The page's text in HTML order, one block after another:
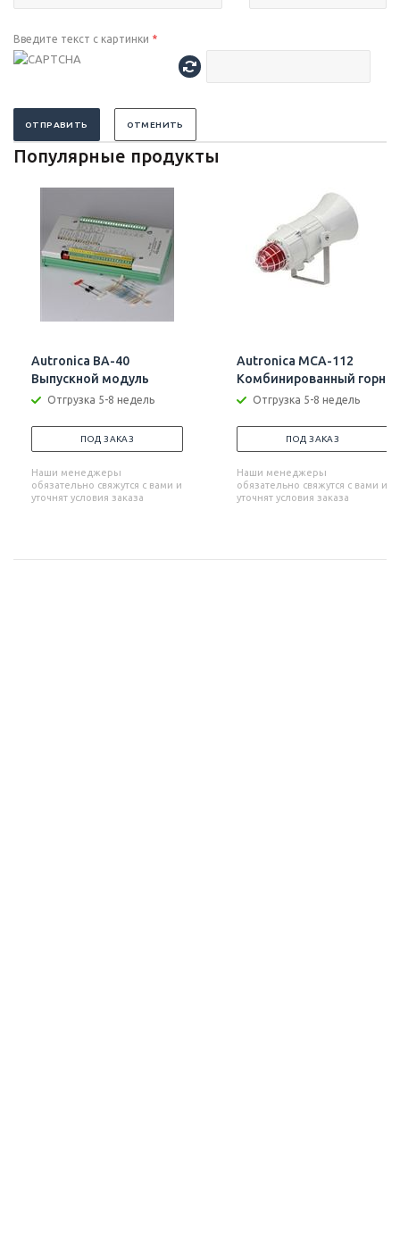
Введите текст с картинки *
ОТПРАВИТЬ ОТМЕНИТЬ
Популярные продукты
Autronica BA-40
Выпускной модуль
Отгрузка 5-8 недель
ПОД ЗАКАЗ
Наши менеджеры
обязательно свяжутся с вами и
уточнят условия заказа
Autronica MCA-112
Комбинированный горн
Отгрузка 5-8 недель
ПОД ЗАКАЗ
Наши менеджеры
обязательно свяжутся с вами и
уточнят условия заказа